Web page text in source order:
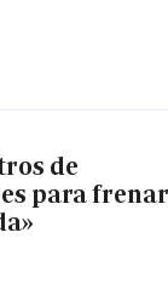
de
para frenar